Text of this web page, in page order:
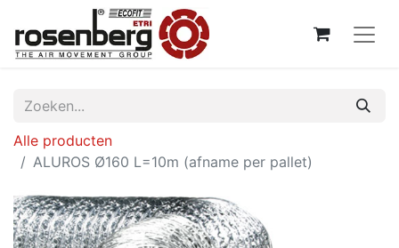
Alle producten
ALUROS Ø160 L=10m (afname per pallet)